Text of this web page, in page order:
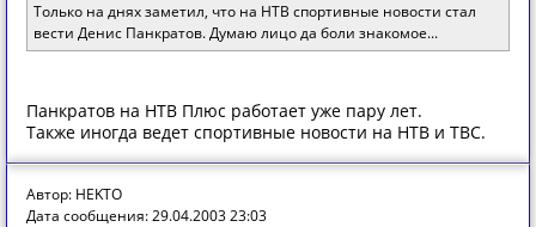
Только на днях заметил, что на НТВ спортивные новости стал
вести Денис Панкратов. Думаю лицо да боли знакомое...
Панкратов на НТВ Плюс работает уже пару лет.
Также иногда ведет спортивные новости на НТВ и ТВС.
Автор: HEKTO
Дата сообщения: 29.04.2003 23:03